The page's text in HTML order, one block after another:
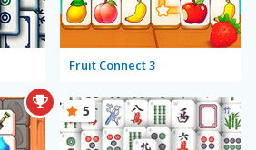
Fruit Connect 3
5